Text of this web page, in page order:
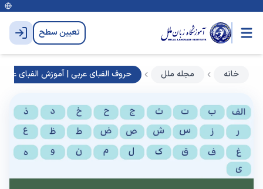
تعیین سطح
خانه مجله ملل حروف الفبای عربی | آموزش الفبای عربی